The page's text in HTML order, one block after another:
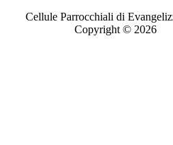
Cellule Parrocchiali di
Copyright © 2026